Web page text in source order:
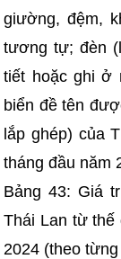
giường, đệm,
tương tự; đèn
tiết hoặc ghi ở
biển đề tên
lắp ghép) của
tháng đầu năm
Bảng 43: Giá
Thái Lan từ thế
2024 (theo